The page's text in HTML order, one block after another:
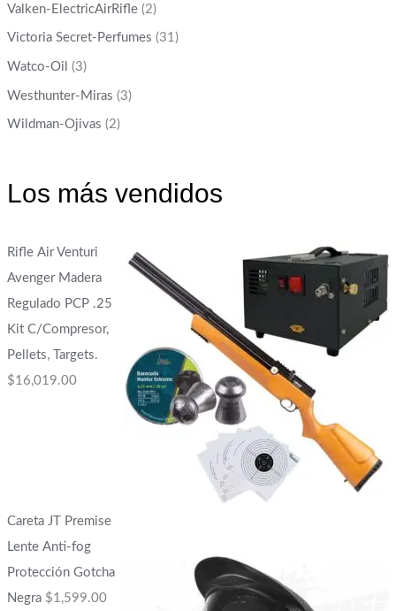
Valken-ElectricAirRifle (2)
Victoria Secret-Perfumes (31)
Watco-Oil (3)
Westhunter-Miras (3)
Wildman-Ojivas (2)
Los más vendidos
Rifle Air Venturi
Avenger Madera
Regulado PCP .25
Kit C/Compresor,
Pellets, Targets.
$16,019.00
Careta JT Premise
Lente Anti-fog
Protección Gotcha
Negra $1,599.00